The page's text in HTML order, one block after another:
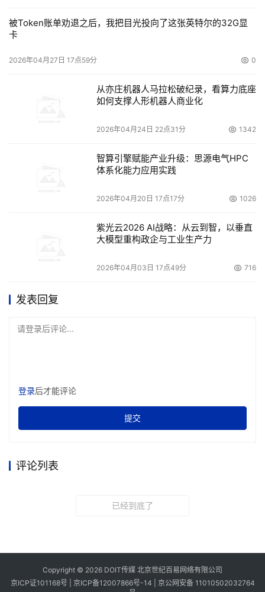
被Token账单劝退之后，我把目光投向了这张英特尔的32G显
卡
2026年04月27日 17点59分 0
从亦庄机器人马拉松破纪录，看算力底座
如何支撑人形机器人商业化
2026年04月24日 22点31分 1342
智算引擎赋能产业升级：思源电气HPC
体系化能力应用实践
2026年04月20日 17点17分 1026
紫光云2026 AI战略：从云到智，以垂直
大模型重构政企与工业生产力
2026年04月03日 17点49分 716
发表回复
请登录后评论...
登录后才能评论
提交
评论列表
已经到底了
Copyright © 2026 DOIT传媒 北京世纪百易网络有限公司
京ICP证101168号 | 京ICP备12007866号-14
京公网安备 11010502032764